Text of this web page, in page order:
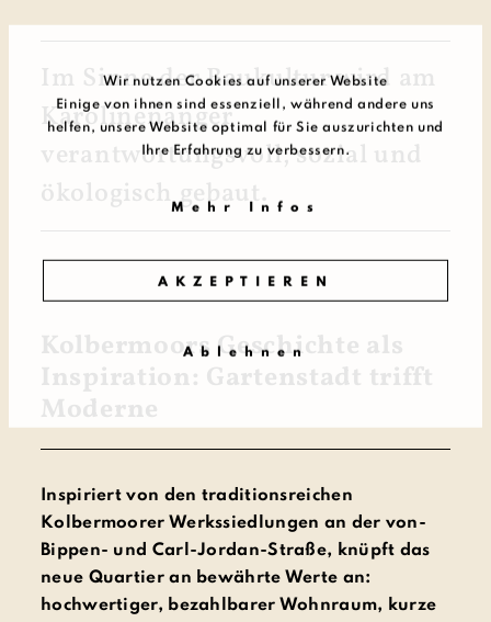
Wir nutzen Cookies auf unserer Website
Einige von ihnen sind essenziell, während andere uns
helfen, unsere Website optimal für Sie auszurichten und
Ihre Erfahrung zu verbessern.
Mehr Infos
AKZEPTIEREN
Ablehnen
Im Sinne der Bau­kultur wird am
Karo­linen­anger
verantwortungsvoll, sozial und
öko­lo­gisch gebaut.
Kolbermoors Geschichte als
Inspiration: Gartenstadt trifft
Moderne
Inspiriert von den traditionsreichen
Kolbermoorer Werkssiedlungen an der von-
Bippen- und Carl-Jordan-Straße, knüpft das
neue Quartier an bewährte Werte an:
hochwertiger, bezahlbarer Wohnraum, kurze